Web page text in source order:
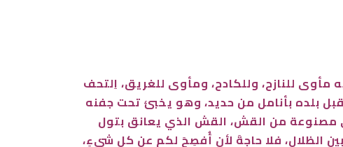
للنازح، وللكادح، ومأوى للغريق، اِلتحف
بلده بأنامل من حديد، وهو يخبئ تحت جفنه
مصنوعة من القش، القش الذي يعانق بتول
الظلال، فلا حاجةَ لأن أُفصِحَ لكم عن كل شيءٍ،